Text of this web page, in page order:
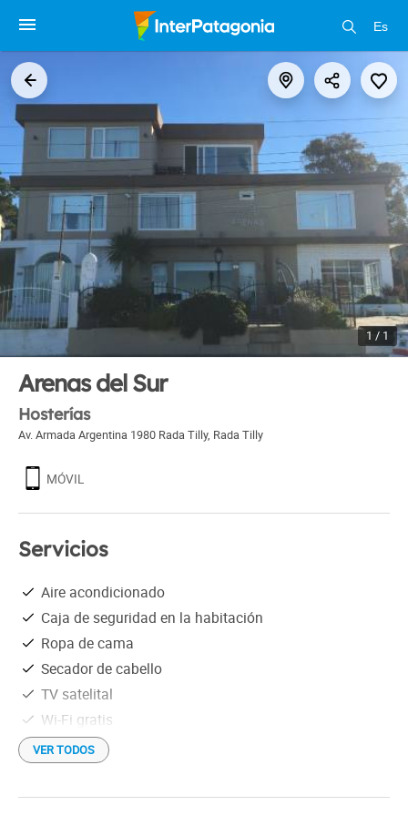
Es
1 / 1
Arenas del Sur
Hosterías
Av. Armada Argentina 1980 Rada Tilly, Rada Tilly
MÓVIL
Servicios
Aire acondicionado
Caja de seguridad en la habitación
Ropa de cama
Secador de cabello
TV satelital
Wi-Fi gratis
VER TODOS